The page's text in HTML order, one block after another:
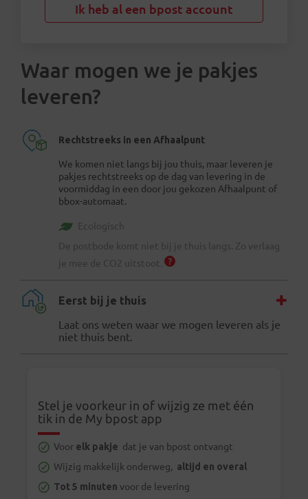
Ik heb al een bpost account
Waar mogen we je pakjes
leveren?
Rechtstreeks in een Afhaalpunt
We komen niet langs bij jou thuis, maar leveren je
pakjes rechtstreeks op de dag van levering in de
voormiddag in een door jou gekozen Afhaalpunt of
bbox-automaat.
Ecologisch
De postbode komt niet bij je thuis langs. Zo verlaag
je mee de CO2 uitstoot.
Eerst bij je thuis
Laat ons weten waar we mogen leveren als je
niet thuis bent.
Stel je voorkeur in of wijzig ze met één
tik in de My bpost app
Voor elk pakje dat je van bpost ontvangt
Wijzig makkelijk onderweg, altijd en overal
Tot 5 minuten voor de levering